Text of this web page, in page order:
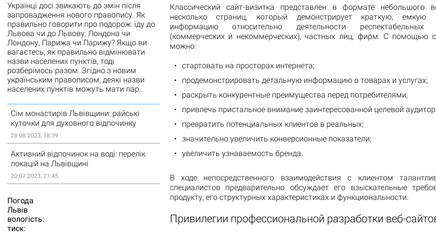
Українці досі звикають до змін після
запровадження нового правопису. Як
правильно говорити про подорож: їду до
Львова чи до Львову, Лондона чи
Лондону, Парижа чи Парижу? Якщо ви
вагаєтесь, як правильно відмінювати
назви населених пунктів, тоді
розберімось разом. Згідно з новим
українським правописом, деякі назви
населених пунктів можуть мати пар…
Сім монастирів Львівщини: райські
куточки для духовного відпочинку
28.08.2023, 18:39
Активний відпочинок на воді: перелік
локацій на Львівщині
20.07.2023, 21:45
Погода
Львiв
вологість:
тиск:
Классический сайт-визитка представлен в формате небольшого
несколько страниц, который демонстрирует краткую, емкую
информацию относительно деятельности респектабельных
(коммерческих и некоммерческих), частных лиц, фирм. С помощью
можно:
стартовать на просторах интернета;
продемонстрировать детальную информацию о товарах и услугах;
раскрыть конкурентные преимущества перед потребителями;
привлечь пристальное внимание заинтересованной целевой
превратить потенциальных клиентов в реальных;
значительно увеличить конверсионные показатели;
увеличить узнаваемость бренда.
В ходе непосредственного взаимодействия с клиентом
специалистов предварительно обсуждает его взыскательные
продукту, его структурных характеристиках и функциональности.
Привилегии профессиональной разработки веб-